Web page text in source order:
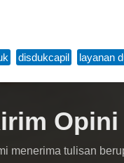
disdukcapil layanan
menerima tulisan